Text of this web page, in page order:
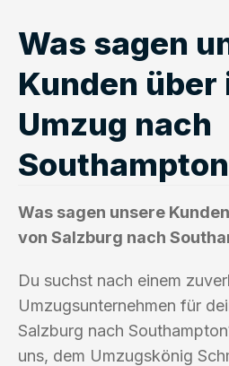
Was sagen
Kunden über
Umzug nach
Was sagen unsere
von Salzburg nach
Du suchst nach einem
Umzugsunternehmen für
Salzburg nach
uns, dem Umzugskönig